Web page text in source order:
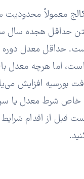
معمولاً
حداقل هجده سال
حداقل معدل دوره
است، اما هرچه معدل
بورسیه افزایش
خاص شرط معدل یا سن
است قبل از اقدام